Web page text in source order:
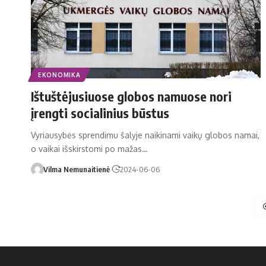
EKONOMIKA
Ištuštėjusiuose globos namuose nori
įrengti socialinius būstus
Vyriausybės sprendimu šalyje naikinami vaikų globos namai,
o vaikai išskirstomi po mažas…
Vilma Nemunaitienė 2024-06-06